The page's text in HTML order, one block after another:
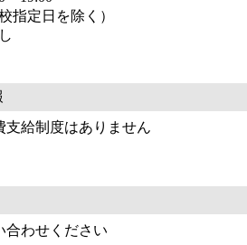
指定日を除く）
支給制度はありません
合わせください